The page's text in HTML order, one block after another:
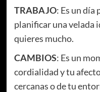
TRABAJO: Es un día
planificar una velada
quieres mucho.
CAMBIOS: Es un
cordialidad y tu
cercanas o de tu